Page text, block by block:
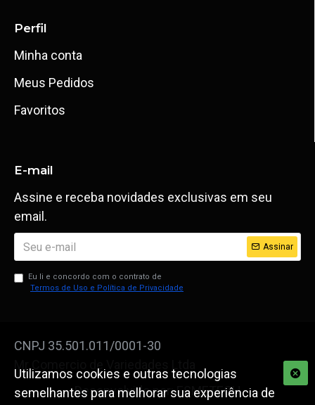
Perfil
Minha conta
Meus Pedidos
Favoritos
E-mail
Assine e receba novidades exclusivas em seu
email.
Assinar
Eu li e concordo com o contrato de
Termos de Uso e Política de Privacidade
CNPJ 35.501.011/0001-30
Desenvolvido por: ESMETECH
Utilizamos cookies e outras tecnologias
semelhantes para melhorar sua experiência de